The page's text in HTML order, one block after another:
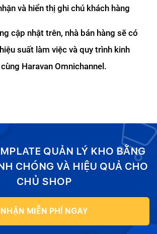
và hiển thị ghi chú khách hàng
cập nhật trên, nhà bán hàng sẽ có
suất làm việc và quy trình kinh
Haravan Omnichannel.
QUẢN LÝ KHO BẰNG
CHÓNG VÀ HIỆU QUẢ CHO
CHỦ SHOP
NHẬN MIỄN PHÍ NGAY